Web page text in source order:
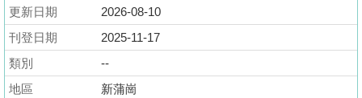
聞
數
據
公
更新日期
2026-08-10
刊登日期
2025-11-17
類別
--
地區
新蒲崗